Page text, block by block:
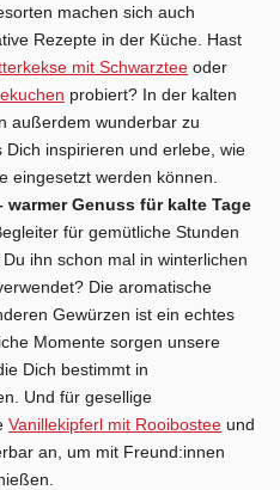
machen sich auch
Rezepte in der Küche. Hast
mit Schwarztee oder
probiert? In der kalten
außerdem wunderbar zu
inspirieren und erlebe, wie
eingesetzt werden können.
warmer Genuss für kalte Tage
für gemütliche Stunden
ihn schon mal in winterlichen
Die aromatische
Gewürzen ist ein echtes
Momente sorgen unsere
die Dich bestimmt in
Und für gesellige
Vanillekipferl mit Rooibostee und
an, um mit Freund:innen